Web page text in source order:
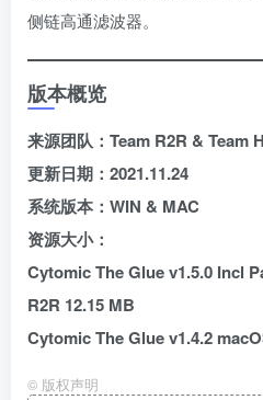
侧链高通滤波器。
版本概览
来源团队：Team R2R & Team
更新日期：2021.11.24
系统版本：WIN & MAC
资源大小：
Cytomic The Glue v1.5.0 Incl
R2R 12.15 MB
Cytomic The Glue v1.4.2
© 版权声明